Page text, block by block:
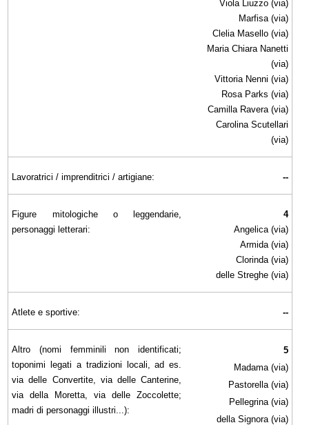
Viola Liuzzo (via)
Marfisa (via)
Clelia Masello (via)
Maria Chiara Nanetti
(via)
Vittoria Nenni (via)
Rosa Parks (via)
Camilla Ravera (via)
Carolina Scutellari
(via)
Lavoratrici / imprenditrici / artigiane: --
Figure mitologiche o leggendarie,
personaggi letterari:
4
Angelica (via)
Armida (via)
Clorinda (via)
delle Streghe (via)
Atlete e sportive: --
Altro (nomi femminili non identificati;
toponimi legati a tradizioni locali, ad es.
via delle Convertite, via delle Canterine,
via della Moretta, via delle Zoccolette;
madri di personaggi illustri...):
5
Madama (via)
Pastorella (via)
Pellegrina (via)
della Signora (via)